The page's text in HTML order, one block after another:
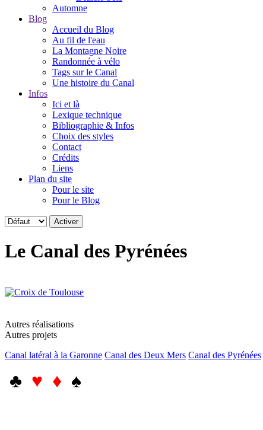
Automne
Blog
Accueil du Blog
Au fil de l'eau
La Montagne Noire
Randonnée à vélo
Tags sur le Canal
Une histoire du Canal
Infos
Ici et là
Lexique technique
Bibliographie & Infos
Choix des styles
Contact
Crédits
Liens
Plan du site
Pour le site
Pour le Blog
Le Canal des Pyrénées
Autres réalisations
Autres projets
Canal latéral à la Garonne Canal des Deux Mers Canal des Pyrénées
♣ ♥ ♦ ♠